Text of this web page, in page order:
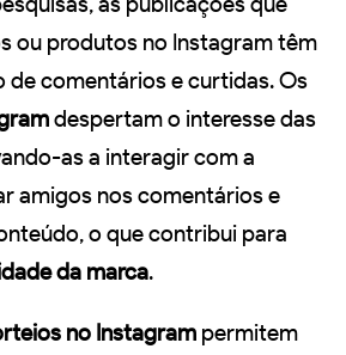
ou produtos no Instagram têm
de comentários e curtidas. Os
despertam o interesse das
as a interagir com a
amigos nos comentários e
o que contribui para
da marca.
no Instagram permitem